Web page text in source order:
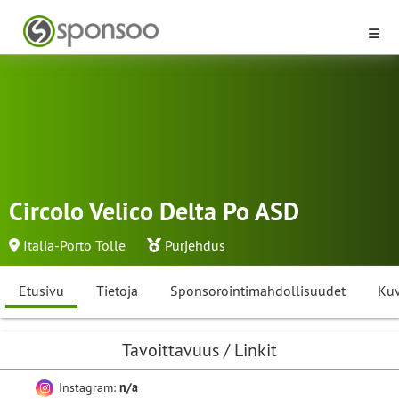
Circolo Velico Delta Po ASD
Italia-Porto Tolle Purjehdus
Etusivu Tietoja Sponsorointimahdollisuudet
Tavoittavuus / Linkit
Instagram: n/a